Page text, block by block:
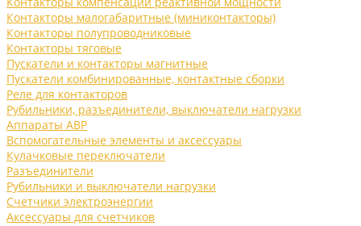
Контакторы малогабаритные (миниконтакторы)
Контакторы полупроводниковые
Контакторы тяговые
Пускатели и контакторы магнитные
Пускатели комбинированные, контактные сборки
Реле для контакторов
Рубильники, разъединители, выключатели нагрузки
Аппараты АВР
Вспомогательные элементы и аксессуары
Кулачковые переключатели
Разъединители
Рубильники и выключатели нагрузки
Счетчики электроэнергии
Аксессуары для счетчиков